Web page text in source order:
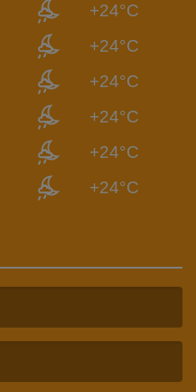
+24°C
+24°C
+24°C
+24°C
+24°C
+24°C